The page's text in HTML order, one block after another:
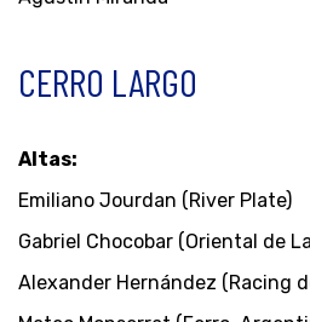
CERRO LARGO
Altas:
Emiliano Jourdan (River Plate)
Gabriel Chocobar (Oriental de
Alexander Hernández (Racing